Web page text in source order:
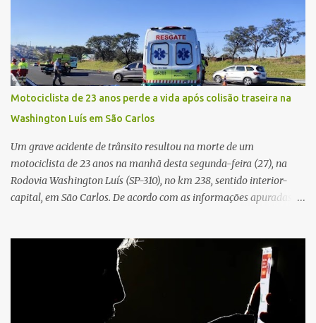
diversos disparos. Duas vítimas morreram ainda no local. Outras
três pessoas foram baleadas e socorridas. Até o momento, não
foram divulgadas informações oficiais sobre o estado de saúde dos
feridos. Equipes da Polícia Militar de Santa Gertrudes atenderam a
ocorrência e isolaram a área para o trabalho da perícia. Até a
última atualização, nenhum suspeito havia sido preso. A Polícia
Civil investigará a motivação da briga, a autoria dos disparos e as
circunstâncias do crime. A ocorrência segue em anda...
Motociclista de 23 anos perde a vida após colisão traseira na
Washington Luís em São Carlos
Um grave acidente de trânsito resultou na morte de um
motociclista de 23 anos na manhã desta segunda-feira (27), na
Rodovia Washington Luís (SP-310), no km 238, sentido interior-
capital, em São Carlos. De acordo com as informações apuradas no
veículo, o trânsito estava lento e congestionado devido a obras
realizadas na rodovia, momento em que ocorreu o impacto. Com
a violência da colisão, o motociclista foi arremessado ao solo.
Testemunhas relataram que o capacete teria se desprendido
durante o acidente. O jovem sofreu ferimentos gravíssimos e